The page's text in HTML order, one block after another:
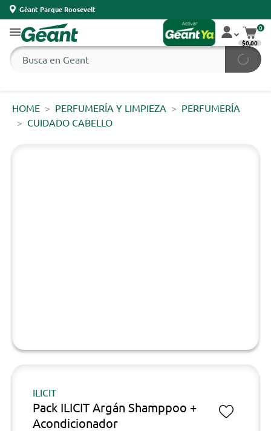
Géant Parque Roosevelt
0
$0,00
HOME PERFUMERÍA Y LIMPIEZA
PERFUMERÍA
CUIDADO CABELLO
ILICIT
Pack ILICIT Argán Shamppoo +
Acondicionador